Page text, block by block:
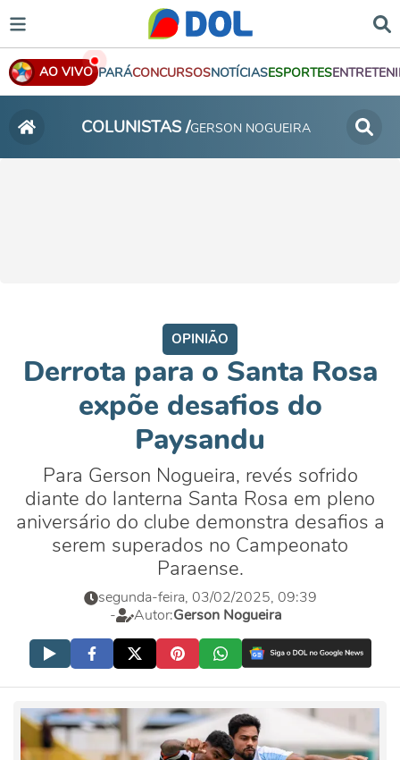
AO VIVO PARÁCONCURSOSNOTÍCIASESPORTES
COLUNISTAS /GERSON NOGUEIRA
OPINIÃO
Derrota para o Santa Rosa
expõe desafios do
Paysandu
Para Gerson Nogueira, revés sofrido
diante do lanterna Santa Rosa em pleno
aniversário do clube demonstra desafios a
serem superados no Campeonato
Paraense.
segunda-feira, 03/02/2025, 09:39
-
Autor:Gerson Nogueira